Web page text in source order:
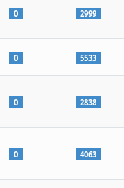
0 2999
0 5533
0 2838
0 4063